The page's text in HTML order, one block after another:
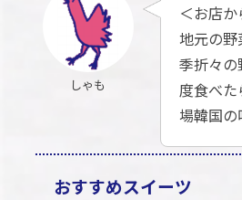
しゃも
＜お店か
地元の
季折々
度食べ
場韓国の
おすすめスイーツ